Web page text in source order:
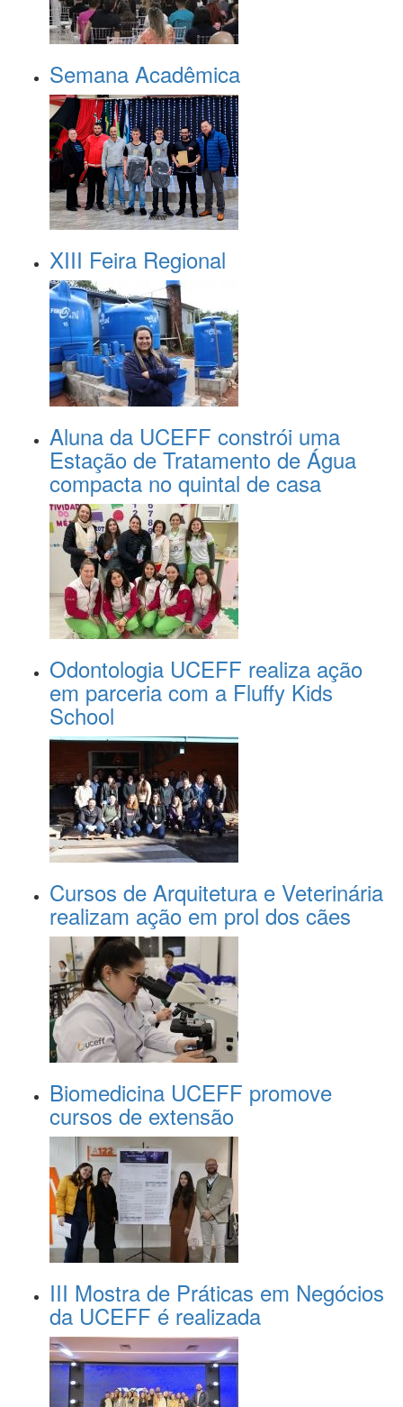
Semana Acadêmica
XIII Feira Regional
Aluna da UCEFF constrói uma
Estação de Tratamento de Água
compacta no quintal de casa
Odontologia UCEFF realiza ação
em parceria com a Fluffy Kids
School
Cursos de Arquitetura e Veterinária
realizam ação em prol dos cães
Biomedicina UCEFF promove
cursos de extensão
III Mostra de Práticas em Negócios
da UCEFF é realizada